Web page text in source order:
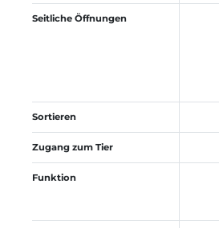
Seitliche Öffnungen
Sortieren
Zugang zum Tier
Funktion